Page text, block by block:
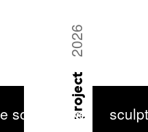
onafhankelijkheid
schaalmodellen
project
2026